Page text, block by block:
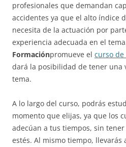
profesionales que demandan
accidentes ya que el alto índice
necesita de la actuación por
experiencia adecuada en el
Formaciónpromueve el curso de
dará la posibilidad de tener una
tema.
A lo largo del curso, podrás
momento que elijas, ya que los
adecúan a tus tiempos, sin
estés. Al mismo tiempo, llevarás